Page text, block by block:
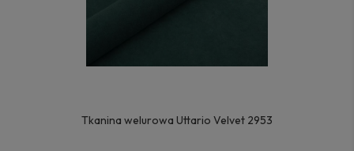
Tkanina welurowa Uttario Velvet 2953